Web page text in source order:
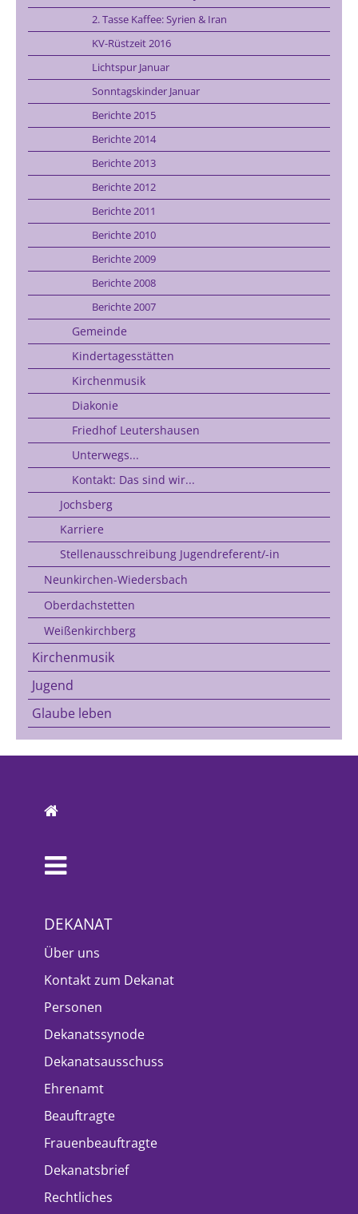
2. Tasse Kaffee: Syrien & Iran
KV-Rüstzeit 2016
Lichtspur Januar
Sonntagskinder Januar
Berichte 2015
Berichte 2014
Berichte 2013
Berichte 2012
Berichte 2011
Berichte 2010
Berichte 2009
Berichte 2008
Berichte 2007
Gemeinde
Kindertagesstätten
Kirchenmusik
Diakonie
Friedhof Leutershausen
Unterwegs...
Kontakt: Das sind wir...
Jochsberg
Karriere
Stellenausschreibung Jugendreferent/-in
Neunkirchen-Wiedersbach
Oberdachstetten
Weißenkirchberg
Kirchenmusik
Jugend
Glaube leben
DEKANAT
Über uns
Kontakt zum Dekanat
Personen
Dekanatssynode
Dekanatsausschuss
Ehrenamt
Beauftragte
Frauenbeauftragte
Dekanatsbrief
Rechtliches